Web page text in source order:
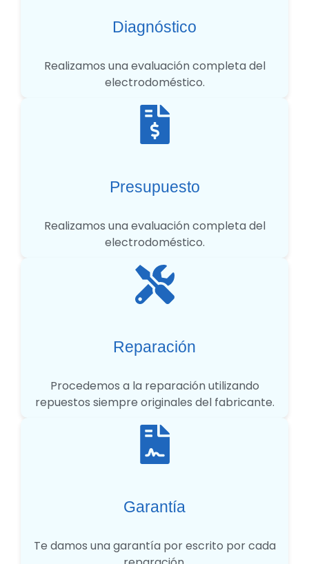
Diagnóstico
Realizamos una evaluación completa del
electrodoméstico.
Presupuesto
Realizamos una evaluación completa del
electrodoméstico.
Reparación
Procedemos a la reparación utilizando
repuestos siempre originales del fabricante.
Garantía
Te damos una garantía por escrito por cada